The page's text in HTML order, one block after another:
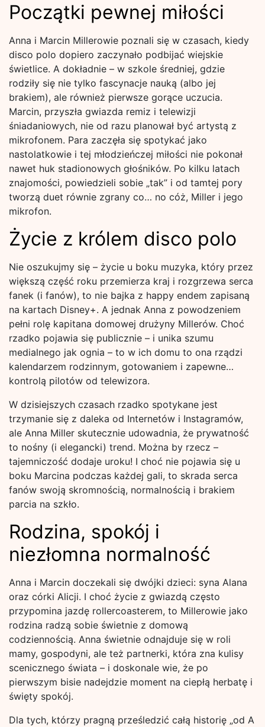
Początki pewnej miłości
Anna i Marcin Millerowie poznali się w czasach, kiedy
disco polo dopiero zaczynało podbijać wiejskie
świetlice. A dokładnie – w szkole średniej, gdzie
rodziły się nie tylko fascynacje nauką (albo jej
brakiem), ale również pierwsze gorące uczucia.
Marcin, przyszła gwiazda remiz i telewizji
śniadaniowych, nie od razu planował być artystą z
mikrofonem. Para zaczęła się spotykać jako
nastolatkowie i tej młodzieńczej miłości nie pokonał
nawet huk stadionowych głośników. Po kilku latach
znajomości, powiedzieli sobie „tak” i od tamtej pory
tworzą duet równie zgrany co… no cóż, Miller i jego
mikrofon.
Życie z królem disco polo
Nie oszukujmy się – życie u boku muzyka, który przez
większą część roku przemierza kraj i rozgrzewa serca
fanek (i fanów), to nie bajka z happy endem zapisaną
na kartach Disney+. A jednak Anna z powodzeniem
pełni rolę kapitana domowej drużyny Millerów. Choć
rzadko pojawia się publicznie – i unika szumu
medialnego jak ognia – to w ich domu to ona rządzi
kalendarzem rodzinnym, gotowaniem i zapewne…
kontrolą pilotów od telewizora.
W dzisiejszych czasach rzadko spotykane jest
trzymanie się z daleka od Internetów i Instagramów,
ale Anna Miller skutecznie udowadnia, że prywatność
to nośny (i elegancki) trend. Można by rzecz –
tajemniczość dodaje uroku! I choć nie pojawia się u
boku Marcina podczas każdej gali, to skrada serca
fanów swoją skromnością, normalnością i brakiem
parcia na szkło.
Rodzina, spokój i
niezłomna normalność
Anna i Marcin doczekali się dwójki dzieci: syna Alana
oraz córki Alicji. I choć życie z gwiazdą często
przypomina jazdę rollercoasterem, to Millerowie jako
rodzina radzą sobie świetnie z domową
codziennością. Anna świetnie odnajduje się w roli
mamy, gospodyni, ale też partnerki, która zna kulisy
scenicznego świata – i doskonale wie, że po
pierwszym bisie nadejdzie moment na ciepłą herbatę i
święty spokój.
Dla tych, którzy pragną prześledzić całą historię „od A